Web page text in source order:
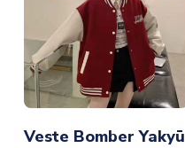
Veste Bomber Yakyū